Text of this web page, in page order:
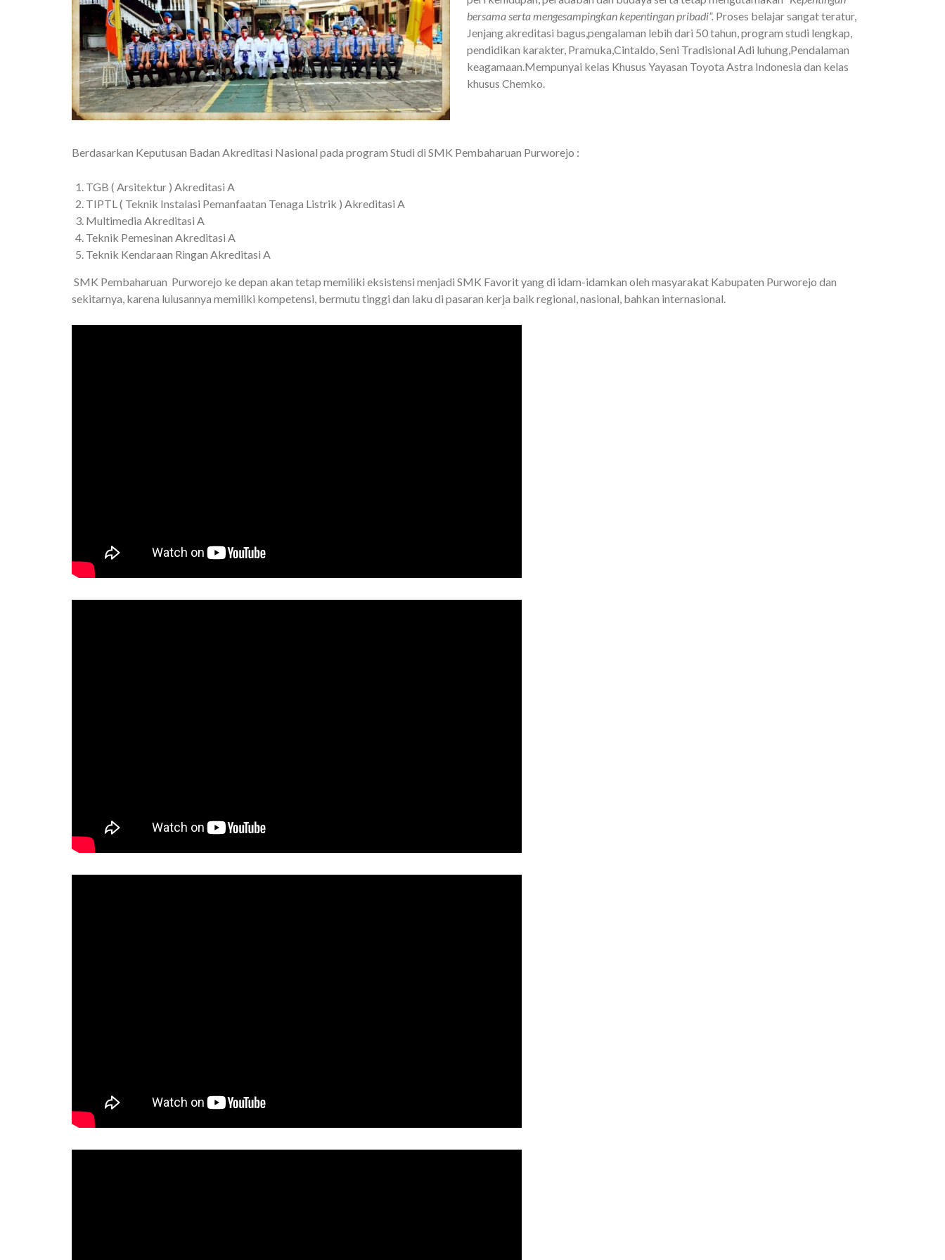
bersama serta mengesampingkan kepentingan pribadi”. Proses belajar sangat teratur,
Jenjang akreditasi bagus,pengalaman lebih dari 50 tahun, program studi lengkap,
pendidikan karakter, Pramuka,Cintaldo, Seni Tradisional Adi luhung,Pendalaman
keagamaan.Mempunyai kelas Khusus Yayasan Toyota Astra Indonesia dan kelas
khusus Chemko.
Berdasarkan Keputusan Badan Akreditasi Nasional pada program Studi di SMK Pembaharuan Purworejo :
TGB ( Arsitektur ) Akreditasi A
TIPTL ( Teknik Instalasi Pemanfaatan Tenaga Listrik ) Akreditasi A
Multimedia Akreditasi A
Teknik Pemesinan Akreditasi A
Teknik Kendaraan Ringan Akreditasi A
SMK Pembaharuan Purworejo ke depan akan tetap memiliki eksistensi menjadi SMK Favorit yang di idam-idamkan oleh masyarakat Kabupaten Purworejo dan
sekitarnya, karena lulusannya memiliki kompetensi, bermutu tinggi dan laku di pasaran kerja baik regional, nasional, bahkan internasional.